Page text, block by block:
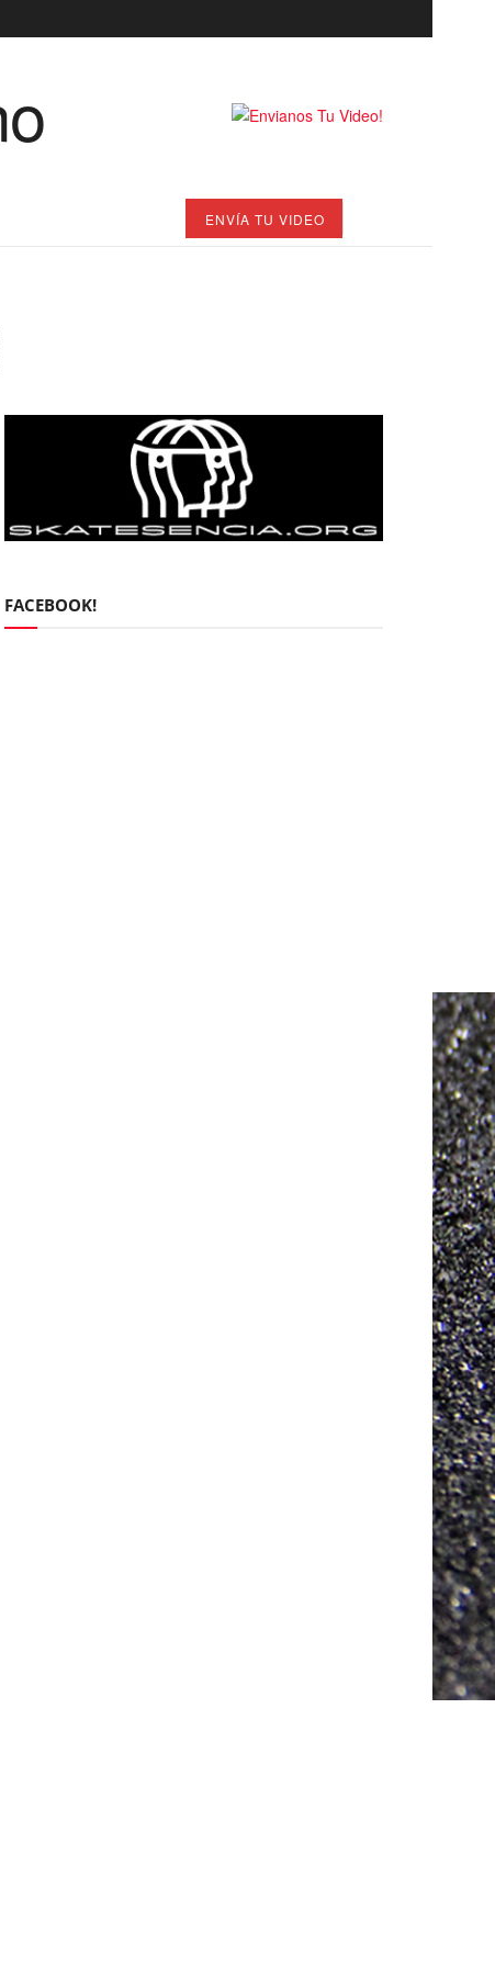
ENVÍA TU VIDEO
FACEBOOK!